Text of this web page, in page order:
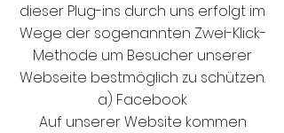
dieser Plug-ins durch uns erfolgt im
Wege der sogenannten Zwei-Klick-
Methode um Besucher unserer
Webseite bestmöglich zu schützen.
a) Facebook
Auf unserer Website kommen